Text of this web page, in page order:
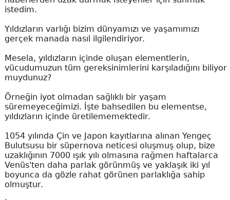
istedim.
Yıldızların varlığı bizim dünyamızı ve yaşamımızı
gerçek manada nasıl ilgilendiriyor.
Mesela, yıldızların içinde oluşan elementlerin,
vücudumuzun tüm gereksinimlerini karşıladığını biliyor
muydunuz?
Örneğin iyot olmadan sağlıklı bir yaşam
süremeyeceğimizi. İşte bahsedilen bu elementse,
yıldızların içinde üretilememektedir.
1054 yılında Çin ve Japon kayıtlarına alınan Yengeç
Bulutsusu bir süpernova neticesi oluşmuş olup, bize
uzaklığının 7000 ışık yılı olmasına rağmen haftalarca
Venüs'ten daha parlak görünmüş ve yaklaşık iki yıl
boyunca da gözle rahat görünen parlaklığa sahip
olmuştur.